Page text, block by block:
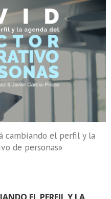
cambiando el perfil y la
de personas»
EL PERFIL Y LA